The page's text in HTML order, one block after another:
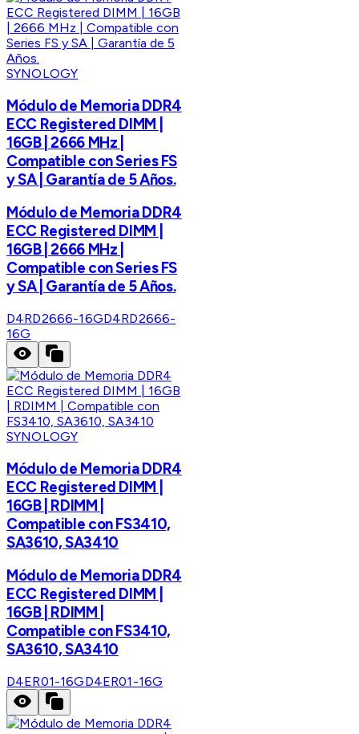
SYNOLOGY
Módulo de Memoria DDR4
ECC Registered DIMM |
16GB | 2666 MHz |
Compatible con Series FS
y SA | Garantía de 5 Años.
Módulo de Memoria DDR4
ECC Registered DIMM |
16GB | 2666 MHz |
Compatible con Series FS
y SA | Garantía de 5 Años.
D4RD2666-16GD4RD2666-
16G
SYNOLOGY
Módulo de Memoria DDR4
ECC Registered DIMM |
16GB | RDIMM |
Compatible con FS3410,
SA3610, SA3410
Módulo de Memoria DDR4
ECC Registered DIMM |
16GB | RDIMM |
Compatible con FS3410,
SA3610, SA3410
D4ER01-16GD4ER01-16G